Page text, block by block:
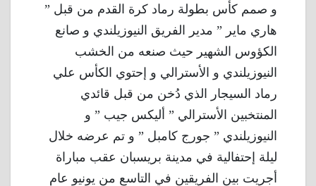
و صمم كأس بطولة رماد كرة القدم من قبل ”
هاري ماير ” مدير الفريق النيوزيلندي و صانع
الكؤوس الشهير حيث صنعه من الخشب
النيوزيلندي و الأسترالي و إحتوي الكأس علي
رماد السيجار الذي دُخن من قبل قائدي
المنتخبين الأسترالي ” أليكس جيب ” و
النيوزيلندي ” جورج كامبل ” و تم عرضه خلال
ليلة إحتفالية في مدينة بريسبان عقب مباراة
أجريت بين الفريقين في التاسع من يونيو عام